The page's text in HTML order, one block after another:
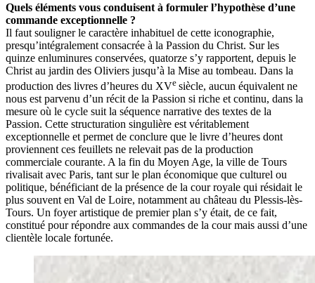
Quels éléments vous conduisent à formuler l’hypothèse d’une
commande exceptionnelle ?
Il faut souligner le caractère inhabituel de cette iconographie,
presqu’intégralement consacrée à la Passion du Christ. Sur les
quinze enluminures conservées, quatorze s’y rapportent, depuis le
Christ au jardin des Oliviers jusqu’à la Mise au tombeau. Dans la
production des livres d’heures du XVe siècle, aucun équivalent ne
nous est parvenu d’un récit de la Passion si riche et continu, dans la
mesure où le cycle suit la séquence narrative des textes de la
Passion. Cette structuration singulière est véritablement
exceptionnelle et permet de conclure que le livre d’heures dont
proviennent ces feuillets ne relevait pas de la production
commerciale courante. A la fin du Moyen Age, la ville de Tours
rivalisait avec Paris, tant sur le plan économique que culturel ou
politique, bénéficiant de la présence de la cour royale qui résidait le
plus souvent en Val de Loire, notamment au château du Plessis-lès-
Tours. Un foyer artistique de premier plan s’y était, de ce fait,
constitué pour répondre aux commandes de la cour mais aussi d’une
clientèle locale fortunée.